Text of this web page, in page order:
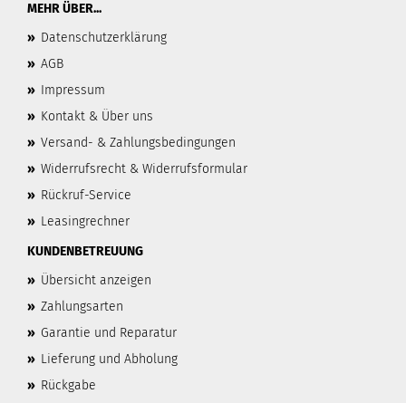
MEHR ÜBER...
» Datenschutzerklärung
» AGB
» Impressum
» Kontakt & Über uns
» Versand- & Zahlungsbedingungen
» Widerrufsrecht & Widerrufsformular
» Rückruf-Service
» Leasingrechner
KUNDENBETREUUNG
» Übersicht anzeigen
» Zahlungsarten
» Garantie und Reparatur
» Lieferung und Abholung
» Rückgabe